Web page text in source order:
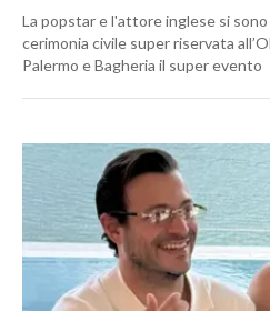
La popstar e l'attore inglese si
cerimonia civile super riservata
Palermo e Bagheria il super evento